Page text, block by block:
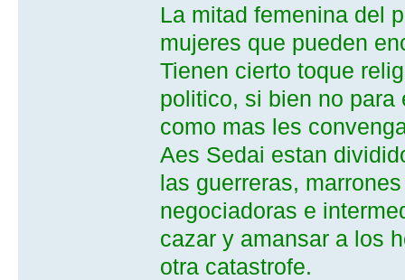
La mitad femenina del
mujeres que pueden
Tienen cierto toque
politico, si bien no para
como mas les
Aes Sedai estan
las guerreras,
negociadoras e
cazar y amansar a los
otra catastrofe.